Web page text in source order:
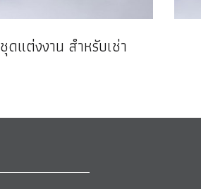
ชุดแต่งงาน สำหรับเช่า